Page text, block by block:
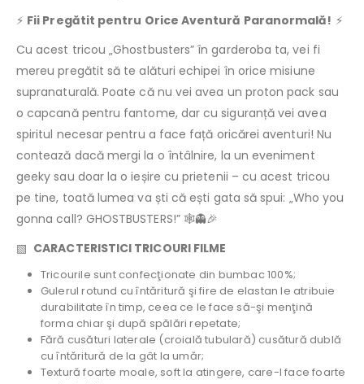
⚡ Fii Pregătit pentru Orice Aventură Paranormală! ⚡
Cu acest tricou „Ghostbusters” în garderoba ta, vei fi
mereu pregătit să te alături echipei în orice misiune
supranaturală. Poate că nu vei avea un proton pack sau
o capcană pentru fantome, dar cu siguranță vei avea
spiritul necesar pentru a face față oricărei aventuri! Nu
contează dacă mergi la o întâlnire, la un eveniment
geeky sau doar la o ieșire cu prietenii – cu acest tricou
pe tine, toată lumea va ști că ești gata să spui: „Who you
gonna call? GHOSTBUSTERS!” 🕸️👻🎉
▧ CARACTERISTICI TRICOURI FILME
Tricourile sunt confecţionate din bumbac 100%;
Gulerul rotund cu întăritură şi fire de elastan le atribuie
durabilitate în timp, ceea ce le face să-şi menţină
forma chiar şi după spălări repetate;
Fără cusături laterale (croială tubulară) cusătură dublă
cu întăritură de la gât la umăr;
Textură foarte moale, soft la atingere, care-l face foarte